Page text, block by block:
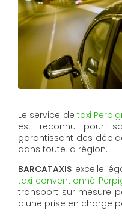
Le service de taxi
est reconnu pour
garantissant des
dans toute la région.
BARCATAXIS excelle
taxi conventionné
transport sur mesure
d'une prise en charge